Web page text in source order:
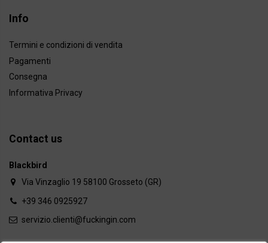
Info
Termini e condizioni di vendita
Pagamenti
Consegna
Informativa Privacy
Contact us
Blackbird
Via Vinzaglio 19 58100 Grosseto (GR)
+39 346 0925927
servizio.clienti@fuckingin.com